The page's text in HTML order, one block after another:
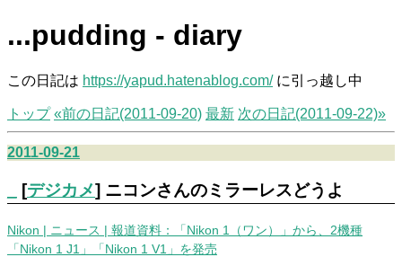
...pudding - diary
この日記は https://yapud.hatenablog.com/に引っ越し中
トップ «前の日記(2011-09-20) 最新 次の日記(2011-09-22)»
2011-09-21
[デジカメ] ニコンさんのミラーレスどうよ
Nikon | ニュース | 報道資料：「Nikon 1（ワン）」から、2機種
「Nikon 1 J1」「Nikon 1 V1」を発売